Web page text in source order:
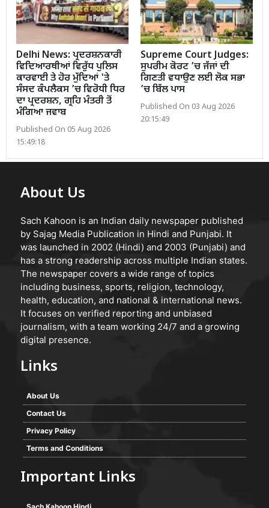
Delhi News: ਪ੍ਰਦਰਸ਼ਨਕਾਰੀ
ਵਿਦਿਆਰਥੀਆਂ ਵਿਰੁੱਧ ਪੁਲਿਸ
ਕਾਰਵਾਈ ਤੇ ਹੋਰ ਮੁੱਦਿਆਂ 'ਤੇ
ਸੰਸਦ ਕੰਪਲੈਕਸ ’ਚ ਵਿਰੋਧੀ ਧਿਰ
ਦਾ ਪ੍ਰਦਰਸ਼ਨ, ਗ੍ਰਹਿ ਮੰਤਰੀ ਤੋਂ
ਮੰਗਿਆ ਜਵਾਬ
Published On 05 Aug 2026
15:49:18
Supreme Court Judges:
ਸੁਪਰੀਮ ਕੋਰਟ ’ਚ ਜੱਜਾਂ ਦੀ
ਗਿਣਤੀ ਵਧਾਉਣ ਲਈ ਲੋਕ ਸਭਾ
’ਚ ਬਿੱਲ ਪਾਸ
Published On 03 Aug 2026
20:15:49
About Us
Sach Kahoon is an Indian daily newspaper published
by Sajag Media Publication in Hindi and Punjabi. It
was launched in 2002 (Hindi) and 2003 (Punjabi) and
has a strong readership across multiple Indian states.
The newspaper covers a wide range of topics
including business, sports, religion, technology,
health, education, and national & international news.
It focuses on verified reporting and unbiased
journalism, with a team working 24/7 and a growing
digital presence.
Links
About Us
Contact Us
Privacy Policy
Terms and Conditions
Important Links